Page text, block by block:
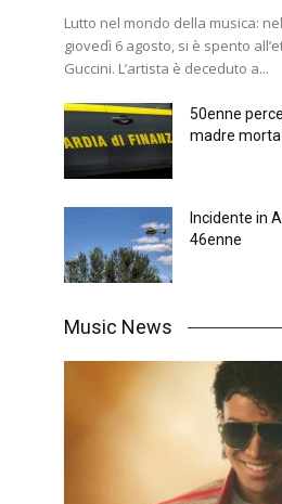
Lutto nel mondo della musica:
giovedì 6 agosto, si è spento
Guccini. L’artista è deceduto a...
50enne
madre morta
Incidente in
46enne
Music News